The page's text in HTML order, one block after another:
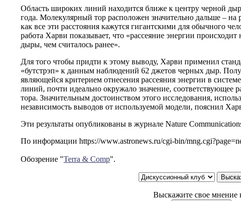
Область широких линий находится ближе к центру черной
года. Молекулярный тор расположен значительно дальше –
как все эти расстояния кажутся гигантскими для обычного
работа Харви показывает, что «рассеяние энергии
дыры, чем считалось ранее».
Для того чтобы придти к этому выводу, Харви применил
«бутстрэп» к данным наблюдений 62 джетов черных дыр.
являющейся критерием отнесения рассеяния энергии в
линий, почти идеально окружало значение, соответствующее
тора. Значительным достоинством этого исследования,
независимость выводов от используемой модели, пояснил
Эти результаты опубликованы в журнале Nature
По информации https://www.astronews.ru/cgi-bin/
Обозрение "Terra & Comp".
Выскажите свое мнение